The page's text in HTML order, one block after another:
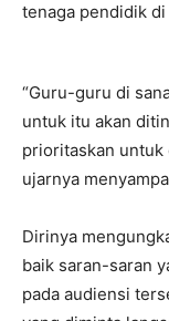
tenaga pendidik di
“Guru-guru di
untuk itu akan
prioritaskan untuk
ujarnya
Dirinya
baik saran-saran
pada audiensi